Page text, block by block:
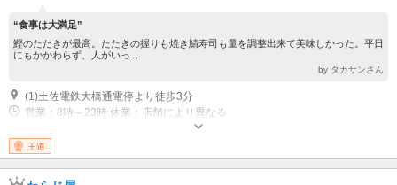
“食事は大満足”
鰹のたたきが最高。たたきの握りも焼き鯖寿司も量を調整出来て美味しかった。平日
にもかかわらず、人がいっ...
by タカサンさん
(1)土佐電鉄大橋通電停より徒歩3分
営業：8時～23時 休業：店舗により異なる
王道